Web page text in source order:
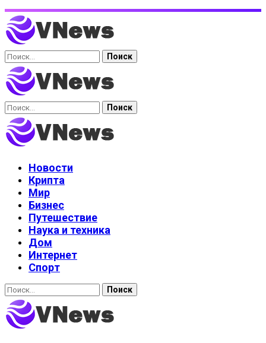
Найти:
Найти:
Новости
Крипта
Мир
Бизнес
Путешествие
Наука и техника
Дом
Интернет
Спорт
Найти: